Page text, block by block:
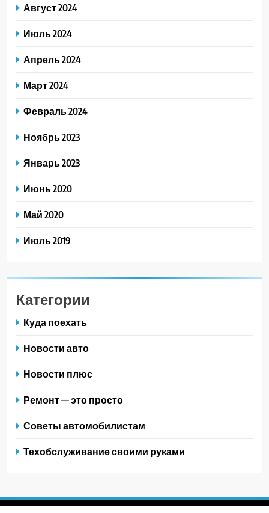
Август 2024
Июль 2024
Апрель 2024
Март 2024
Февраль 2024
Ноябрь 2023
Январь 2023
Июнь 2020
Май 2020
Июль 2019
Категории
Куда поехать
Новости авто
Новости плюс
Ремонт — это просто
Советы автомобилистам
Техобслуживание своими руками